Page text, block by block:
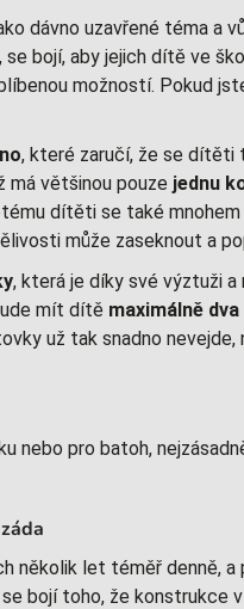
dávno uzavřené téma a
bojí, aby jejich dítě ve
možností. Pokud
, které zaručí, že se dítěti
má většinou pouze jednu
dítěti se také
může zaseknout a
, která je díky své výztuži
mít dítě maximálně
už tak snadno
nebo pro batoh,
několik let téměř denně,
bojí toho, že